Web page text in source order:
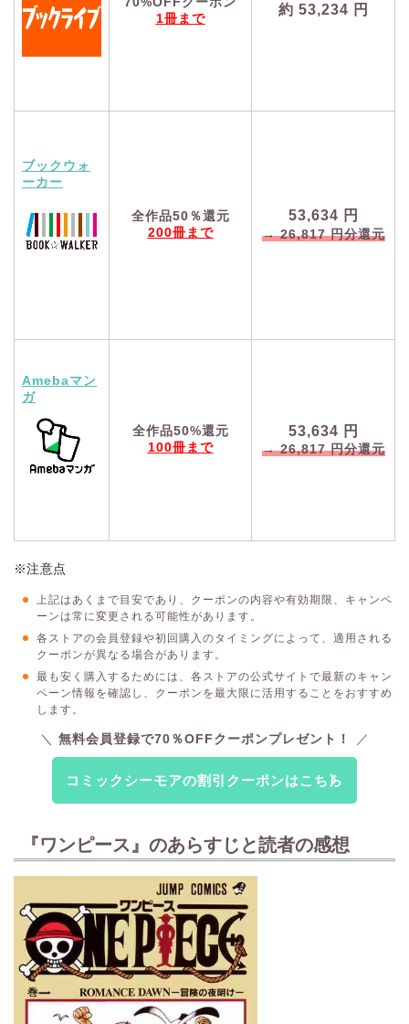
1冊まで
約 53,234 円
ブックウォ
ーカー
全作品50％還元
200冊まで
53,634 円
→26,817円分還元
Amebaマン
ガ
全作品50%還元
100冊まで
53,634 円
→26,817円分還元
※注意点
上記はあくまで目安であり、クーポンの内容や有効期限、キャンペ
ーンは常に変更される可能性があります。
各ストアの会員登録や初回購入のタイミングによって、適用される
クーポンが異なる場合があります。
最も安く購入するためには、各ストアの公式サイトで最新のキャン
ペーン情報を確認し、クーポンを最大限に活用することをおすすめ
します。
無料会員登録で70％OFFクーポンプレゼント！
コミックシーモアの割引クーポンはこちら
『ワンピース』のあらすじと読者の感想